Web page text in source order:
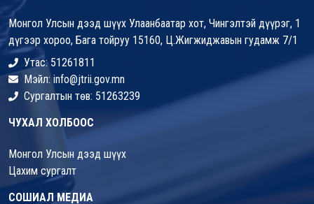
Монгол Улсын дээд шүүх Улаанбаатар хот, Чингэлтэй дүүрэг, 1
дүгээр хороо, Бага тойруу 15160, Ц.Жигжиджавын гудамж 7/1
Утас: 51261811
Мэйл: info@jtrii.gov.mn
Сургалтын төв: 51263239
ЧУХАЛ ХОЛБООС
Монгол Улсын дээд шүүх
Цахим сургалт
СОШИАЛ МЕДИА